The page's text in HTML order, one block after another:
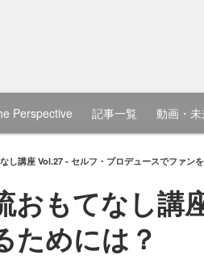
Perspective 記事一覧 動画・
し講座 Vol.27 - セルフ・プロデュースでファン
おもてなし講
ためには？